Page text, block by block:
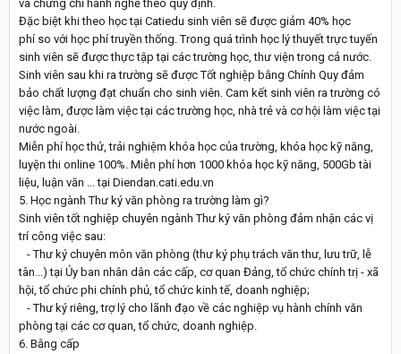
và chứng chỉ hành nghề theo quy định.
Đặc biệt khi theo học tại Catiedu sinh viên sẽ được giảm 40% học
phí so với học phí truyền thống. Trong quá trình học lý thuyết trực tuyến
sinh viên sẽ được thực tập tại các trường học, thư viện trong cả nước.
Sinh viên sau khi ra trường sẽ được Tốt nghiệp bằng Chính Quy đảm
bảo chất lượng đạt chuẩn cho sinh viên. Cam kết sinh viên ra trường có
việc làm, được làm việc tại các trường học, nhà trẻ và cơ hội làm việc tại
nước ngoài.
Miễn phí học thử, trải nghiệm khóa học của trường, khóa học kỹ năng,
luyện thi online 100%. Miễn phí hơn 1000 khóa học kỹ năng, 500Gb tài
liệu, luận văn ... tại Diendan.cati.edu.vn
5. Học ngành Thư ký văn phòng ra trường làm gì?
Sinh viên tốt nghiệp chuyên ngành Thư ký văn phòng đảm nhận các vị
trí công việc sau:
- Thư ký chuyên môn văn phòng (thư ký phụ trách văn thư, lưu trữ, lễ
tân...) tại Ủy ban nhân dân các cấp, cơ quan Đảng, tổ chức chính trị - xã
hội, tổ chức phi chính phủ, tổ chức kinh tế, doanh nghiệp;
- Thư ký riêng, trợ lý cho lãnh đạo về các nghiệp vụ hành chính văn
phòng tại các cơ quan, tổ chức, doanh nghiệp.
6. Bằng cấp